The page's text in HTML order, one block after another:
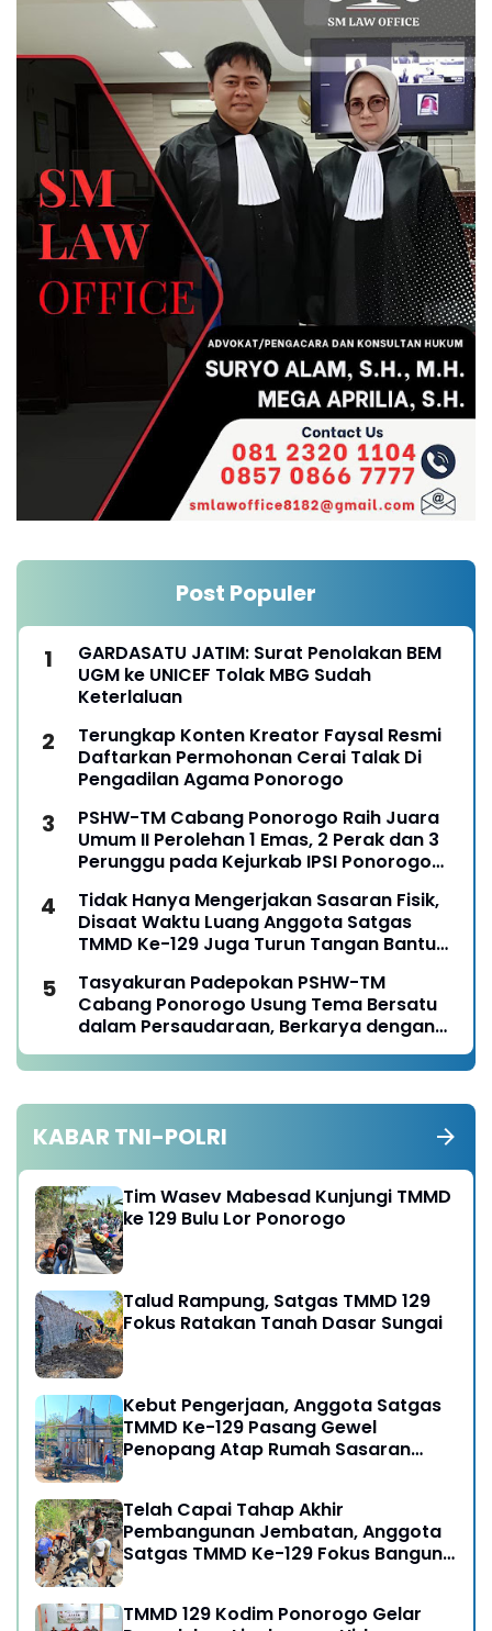
Post Populer
GARDASATU JATIM: Surat Penolakan BEM
UGM ke UNICEF Tolak MBG Sudah
Keterlaluan
Terungkap Konten Kreator Faysal Resmi
Daftarkan Permohonan Cerai Talak Di
Pengadilan Agama Ponorogo
PSHW-TM Cabang Ponorogo Raih Juara
Umum II Perolehan 1 Emas, 2 Perak dan 3
Perunggu pada Kejurkab IPSI Ponorogo
Tidak Hanya Mengerjakan Sasaran Fisik,
Disaat Waktu Luang Anggota Satgas
TMMD Ke-129 Juga Turun Tangan Bantu
Tasyakuran Padepokan PSHW-TM
Cabang Ponorogo Usung Tema Bersatu
dalam Persaudaraan, Berkarya dengan
Keikhlasan dan Mengabdi dengan
Tanggungjawab
KABAR TNI-POLRI
Tim Wasev Mabesad Kunjungi TMMD
ke 129 Bulu Lor Ponorogo
Talud Rampung, Satgas TMMD 129
Fokus Ratakan Tanah Dasar Sungai
Kebut Pengerjaan, Anggota Satgas
TMMD Ke-129 Pasang Gewel
Penopang Atap Rumah Sasaran
Telah Capai Tahap Akhir
Pembangunan Jembatan, Anggota
Satgas TMMD Ke-129 Fokus Bangun
TMMD 129 Kodim Ponorogo Gelar